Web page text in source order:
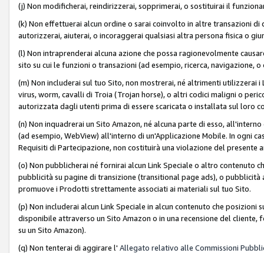
(j) Non modificherai, reindirizzerai, sopprimerai, o sostituirai il
(k) Non effettuerai alcun ordine o sarai coinvolto in altre transazioni
autorizzerai, aiuterai, o incoraggerai qualsiasi altra persona fisica o
(l) Non intraprenderai alcuna azione che possa ragionevolmente
sito su cui le funzioni o transazioni (ad esempio, ricerca, navigazione,
(m) Non includerai sul tuo Sito, non mostrerai, né altrimenti utilizzerai
virus, worm, cavalli di Troia (Trojan horse), o altri codici maligni o
autorizzata dagli utenti prima di essere scaricata o installata sul loro
(n) Non inquadrerai un Sito Amazon, né alcuna parte di esso,
(ad esempio, WebView) all'interno di un'Applicazione Mobile. In ogni
Requisiti di Partecipazione, non costituirà una violazione del presente
(o) Non pubblicherai né fornirai alcun Link Speciale o altro contenuto
pubblicità su pagine di transizione (transitional page ads), o
promuove i Prodotti strettamente associati ai materiali sul tuo Sito.
(p) Non includerai alcun Link Speciale in alcun contenuto che
disponibile attraverso un Sito Amazon o in una recensione del
su un Sito Amazon).
(q) Non tenterai di aggirare l' Allegato relativo alle Commissioni